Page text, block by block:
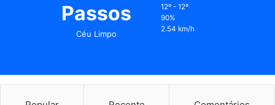
Passos
Céu Limpo
12º - 12º
90%
2.54 km/h